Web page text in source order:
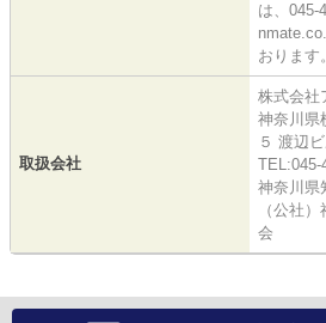
は、045-
おります。
取扱会社
株式会社
神奈川県
５ 渡辺
TEL:045-
神奈川県
（公社
会